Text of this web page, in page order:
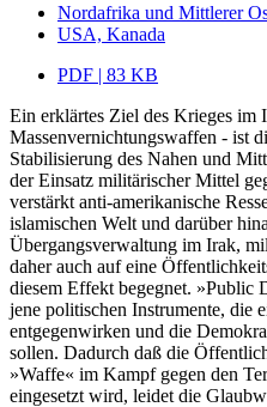
Nordafrika und Mittlerer
USA, Kanada
PDF | 83 KB
Ein erklärtes Ziel des Krieges im
Massenvernichtungswaffen - ist
Stabilisierung des Nahen und
der Einsatz militärischer Mittel
verstärkt anti-amerikanische
islamischen Welt und darüber
Übergangsverwaltung im Irak,
daher auch auf eine
diesem Effekt begegnet.
jene politischen Instrumente, die
entgegenwirken und die
sollen. Dadurch daß die
»Waffe« im Kampf gegen den
eingesetzt wird, leidet die